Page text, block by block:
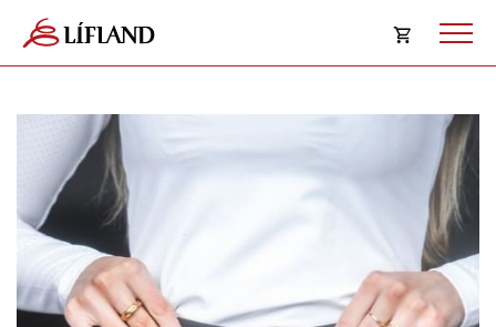
Opna
Karfan þín
Loka
Karfan er tóm.